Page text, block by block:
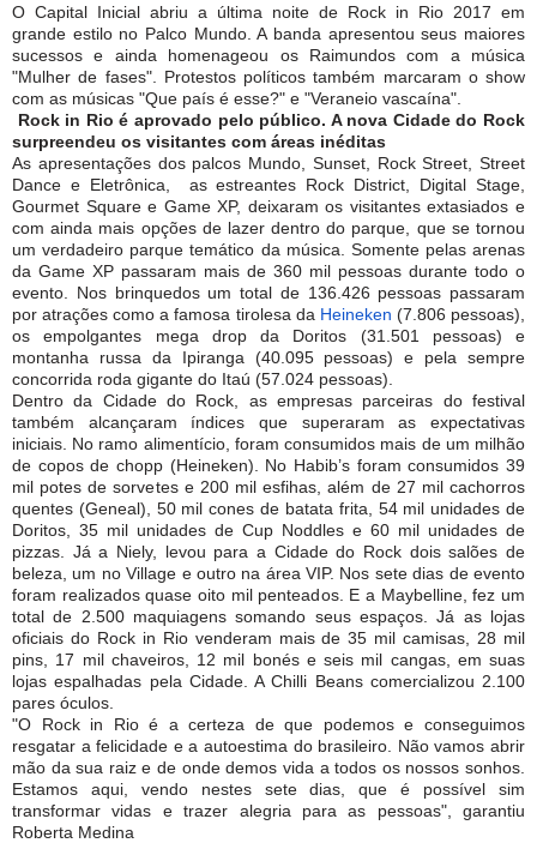
O Capital Inicial abriu a última noite de Rock in Rio 2017 em
grande estilo no Palco Mundo. A banda apresentou seus maiores
sucessos e ainda homenageou os Raimundos com a música
"Mulher de fases". Protestos políticos também marcaram o show
com as músicas "Que país é esse?" e "Veraneio vascaína".
Rock in Rio é aprovado pelo público. A nova Cidade do Rock
surpreendeu os visitantes com áreas inéditas
As apresentações dos palcos Mundo, Sunset, Rock Street, Street
Dance e Eletrônica, as estreantes Rock District, Digital Stage,
Gourmet Square e Game XP, deixaram os visitantes extasiados e
com ainda mais opções de lazer dentro do parque, que se tornou
um verdadeiro parque temático da música. Somente pelas arenas
da Game XP passaram mais de 360 mil pessoas durante todo o
evento. Nos brinquedos um total de 136.426 pessoas passaram
por atrações como a famosa tirolesa da Heineken (7.806 pessoas),
os empolgantes mega drop da Doritos (31.501 pessoas) e
montanha russa da Ipiranga (40.095 pessoas) e pela sempre
concorrida roda gigante do Itaú (57.024 pessoas).
Dentro da Cidade do Rock, as empresas parceiras do festival
também alcançaram índices que superaram as expectativas
iniciais. No ramo alimentício, foram consumidos mais de um milhão
de copos de chopp (Heineken). No Habib’s foram consumidos 39
mil potes de sorvetes e 200 mil esfihas, além de 27 mil cachorros
quentes (Geneal), 50 mil cones de batata frita, 54 mil unidades de
Doritos, 35 mil unidades de Cup Noddles e 60 mil unidades de
pizzas. Já a Niely, levou para a Cidade do Rock dois salões de
beleza, um no Village e outro na área VIP. Nos sete dias de evento
foram realizados quase oito mil penteados. E a Maybelline, fez um
total de 2.500 maquiagens somando seus espaços. Já as lojas
oficiais do Rock in Rio venderam mais de 35 mil camisas, 28 mil
pins, 17 mil chaveiros, 12 mil bonés e seis mil cangas, em suas
lojas espalhadas pela Cidade. A Chilli Beans comercializou 2.100
pares óculos.
"O Rock in Rio é a certeza de que podemos e conseguimos
resgatar a felicidade e a autoestima do brasileiro. Não vamos abrir
mão da sua raiz e de onde demos vida a todos os nossos sonhos.
Estamos aqui, vendo nestes sete dias, que é possível sim
transformar vidas e trazer alegria para as pessoas", garantiu
Roberta Medina